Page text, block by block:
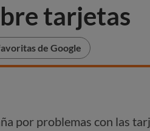
tarjetas
de Google
por problemas con las